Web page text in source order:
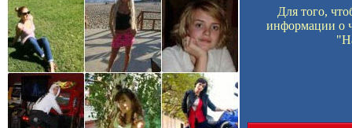
Для того,
информации о